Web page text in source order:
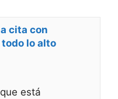
cita con
lo alto
está